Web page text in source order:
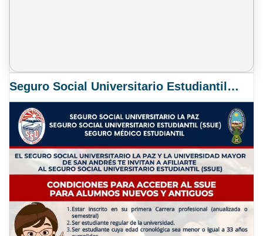
Seguro Social Universitario Estudiantil SSUE